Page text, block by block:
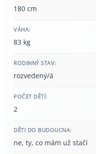
180 cm
VÁHA:
83 kg
RODINNÝ STAV:
rozvedený/á
POČET DĚTÍ:
2
DĚTI DO BUDOUCNA:
ne, ty, co mám už stačí